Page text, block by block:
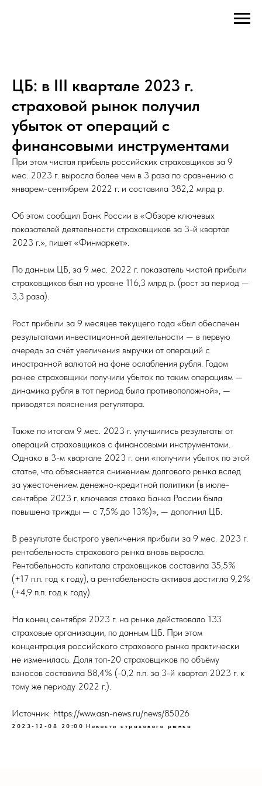
ЦБ: в III квартале 2023 г.
страховой рынок получил
убыток от операций с
финансовыми инструментами
При этом чистая прибыль российских страховщиков за 9
мес. 2023 г. выросла более чем в 3 раза по сравнению с
январем-сентябрем 2022 г. и составила 382,2 млрд р.
Об этом сообщил Банк России в «Обзоре ключевых
показателей деятельности страховщиков за 3-й квартал
2023 г.», пишет «Финмаркет».
По данным ЦБ, за 9 мес. 2022 г. показатель чистой прибыли
страховщиков был на уровне 116,3 млрд р. (рост за период —
3,3 раза).
Рост прибыли за 9 месяцев текущего года «был обеспечен
результатами инвестиционной деятельности — в первую
очередь за счёт увеличения выручки от операций с
иностранной валютой на фоне ослабления рубля. Годом
ранее страховщики получили убыток по таким операциям —
динамика рубля в тот период была противоположной», —
приводятся пояснения регулятора.
Также по итогам 9 мес. 2023 г. улучшились результаты от
операций страховщиков с финансовыми инструментами.
Однако в 3-м квартале 2023 г. они «получили убыток по этой
статье, что объясняется снижением долгового рынка вслед
за ужесточением денежно-кредитной политики (в июле-
сентябре 2023 г. ключевая ставка Банка России была
повышена трижды — с 7,5% до 13%)», — дополнил ЦБ.
В результате быстрого увеличения прибыли за 9 мес. 2023 г.
рентабельность страхового рынка вновь выросла.
Рентабельность капитала страховщиков составила 35,5%
(+17 п.п. год к году), а рентабельность активов достигла 9,2%
(+4,9 п.п. год к году).
На конец сентября 2023 г. на рынке действовало 133
страховые организации, по данным ЦБ. При этом
концентрация российского страхового рынка практически
не изменилась. Доля топ-20 страховщиков по объёму
взносов составила 88,4% (-0,2 п.п. за 3-й квартал 2023 г. к
тому же периоду 2022 г.).
Источник: https://www.asn-news.ru/news/85026
2023-12-08 20:00 Новости страхового рынка